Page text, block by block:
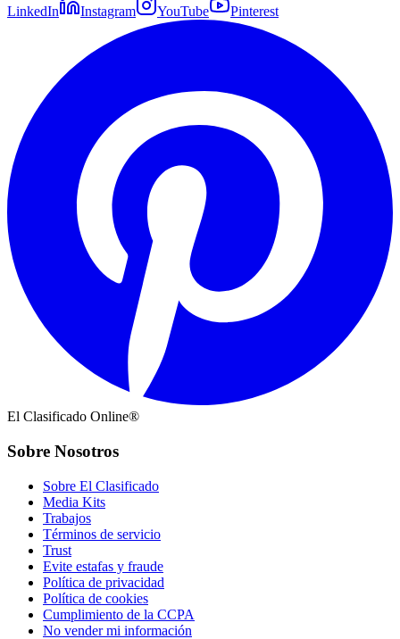
LinkedIn Instagram YouTube Pinterest
El Clasificado Online®
Sobre Nosotros
Sobre El Clasificado
Media Kits
Trabajos
Términos de servicio
Trust
Evite estafas y fraude
Política de privacidad
Política de cookies
Cumplimiento de la CCPA
No vender mi información